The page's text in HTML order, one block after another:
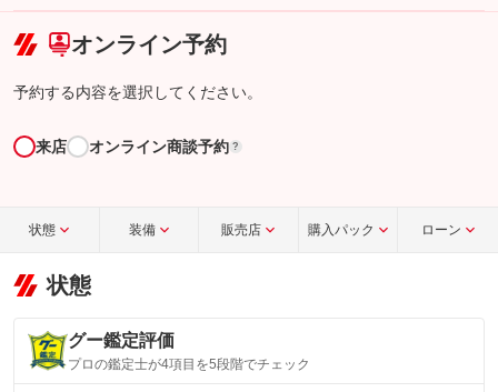
こちら
オンライン予約
予約する内容を選択してください。
来店 オンライン商談予約 ?
状態 装備 販売店 購入パック ローン
状態
グー鑑定評価
プロの鑑定士が4項目を5段階でチェック